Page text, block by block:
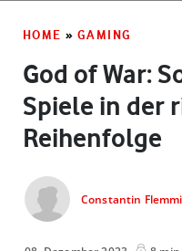
HOME » GAMING
God of War:
Spiele in der
Reihenfolge
Constantin